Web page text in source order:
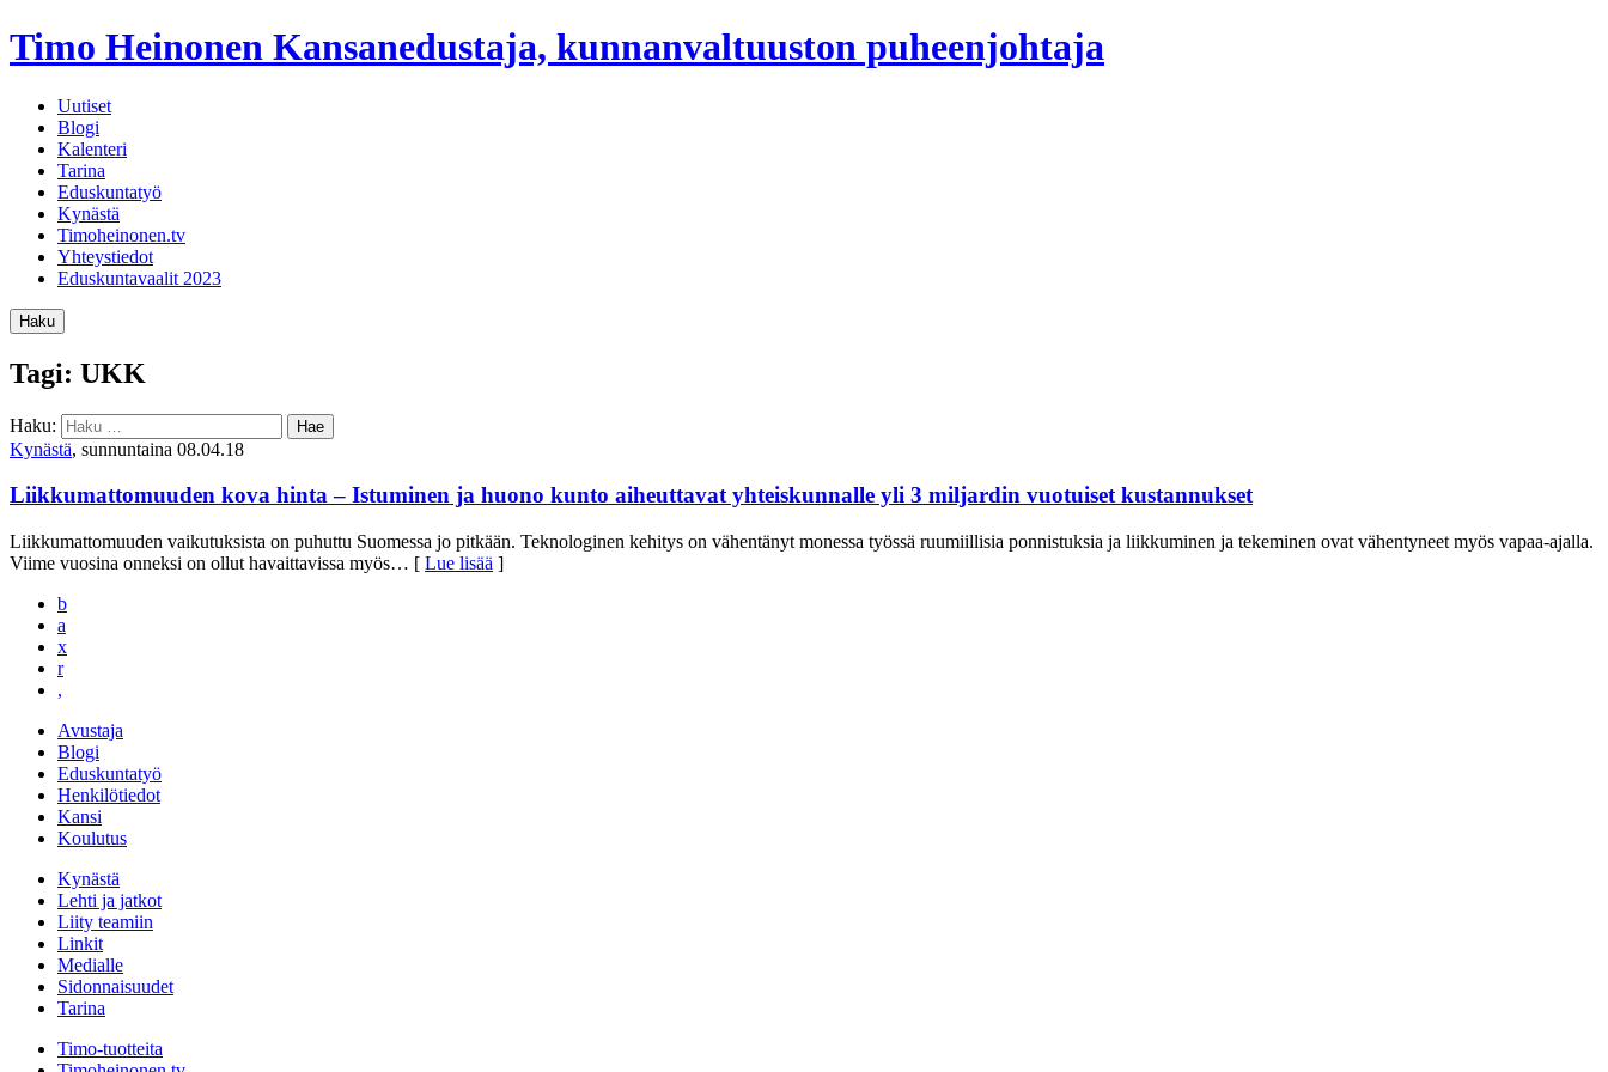
Timo Heinonen Kansanedustaja, kunnanvaltuuston puheenjohtaja
Uutiset
Blogi
Kalenteri
Tarina
Eduskuntatyö
Kynästä
Timoheinonen.tv
Yhteystiedot
Eduskuntavaalit 2023
Haku
Tagi: UKK
Haku:
Kynästä, sunnuntaina 08.04.18
Liikkumattomuuden kova hinta – Istuminen ja huono kunto aiheuttavat yhteiskunnalle yli 3 miljardin vuotuiset kustannukset
Liikkumattomuuden vaikutuksista on puhuttu Suomessa jo pitkään. Teknologinen kehitys on vähentänyt monessa työssä ruumiillisia ponnistuksia ja liikkuminen ja tekeminen ovat vähentyneet myös vapaa-ajalla.
Viime vuosina onneksi on ollut havaittavissa myös… [ Lue lisää ]
b
a
x
r
,
Avustaja
Blogi
Eduskuntatyö
Henkilötiedot
Kansi
Koulutus
Kynästä
Lehti ja jatkot
Liity teamiin
Linkit
Medialle
Sidonnaisuudet
Tarina
Timo-tuotteita